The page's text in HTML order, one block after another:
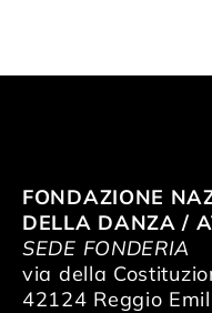
FONDAZIONE
DELLA DANZA /
SEDE FONDERIA
via della
42124 Reggio